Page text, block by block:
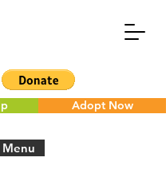
Adopt Now
Menu